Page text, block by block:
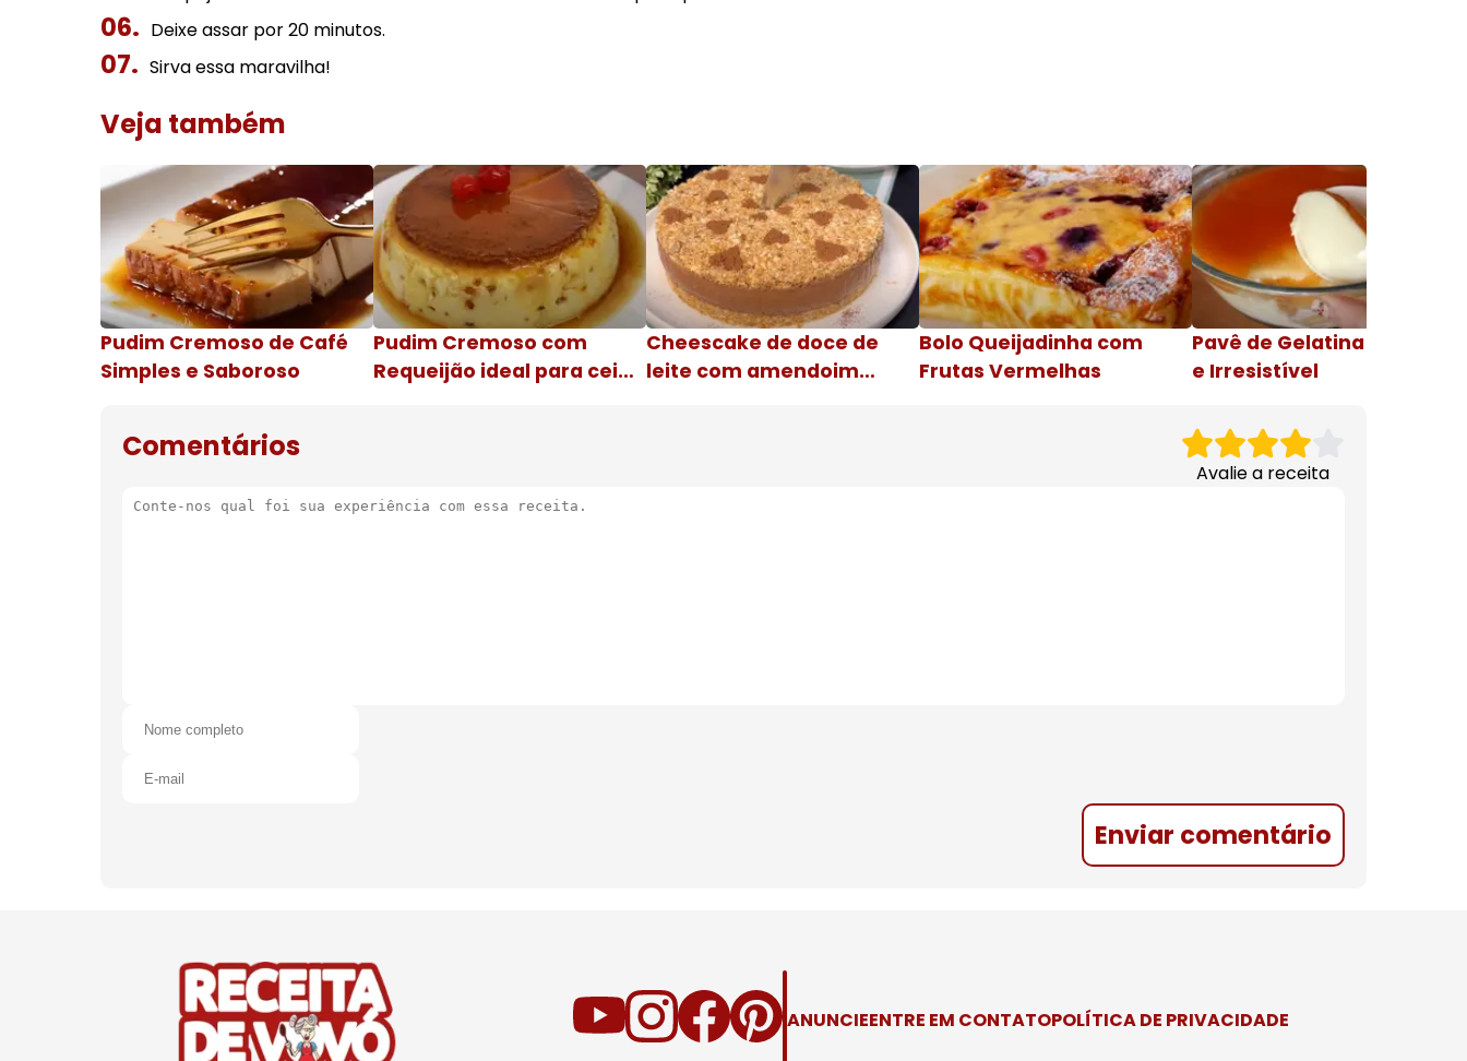
Deixe assar por 20 minutos.
Sirva essa maravilha!
Veja também
Pudim Cremoso de Café
Simples e Saboroso
Pudim Cremoso com
Requeijão ideal para ceia
Cheescake de doce de
leite com amendoim
Bolo Queijadinha com
Frutas Vermelhas
Pavê de Gelatina Cremosa
e Irresistível
Comentários
Avalie a receita
Enviar comentário
ANUNCIEENTRE EM CONTATOPOLÍTICA DE PRIVACIDADE